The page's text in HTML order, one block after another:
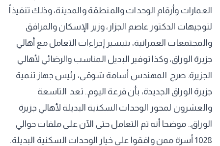
العمارات وأرقام الوحدات والمنطقة والمدينة، وذلك تنفيذاً
لتوجيهات الدكتور عاصم الجزار، وزير الإسكان والمرافق
والمجتمعات العمرانية، بتيسير إجراءات التعامل مع أهالي
جزيرة الوراق، وكذا توفير البديل المناسب والرضائي لأهالي
الجزيرة. صرح المهندس أسامة شوقى، رئيس جهاز تنمية
جزيرة الوراق الجديدة، بأن قرعة اليوم.. تعد التاسعة
والعشرون لمحور الوحدات السكنية البديلة لأهالي جزيرة
الوراق.. موضحا أنه تم التعامل حتى الآن على ملفات حوالي
1028 أسرة ممن وافقوا على خيار الوحدات السكنية البديلة.